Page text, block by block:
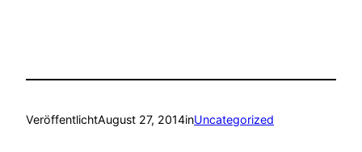
VeröffentlichtAugust 27, 2014inUncategorized